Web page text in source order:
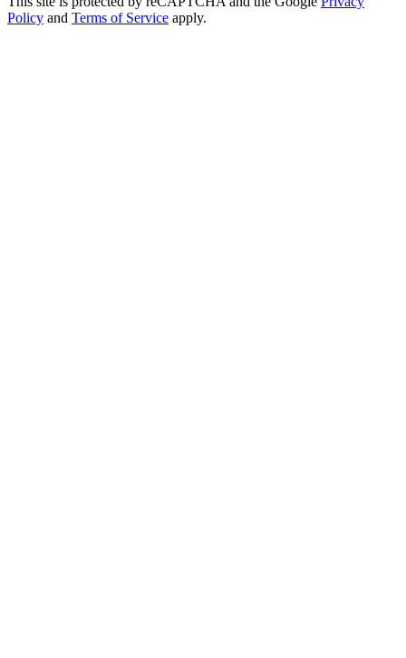
Policy and Terms of Service apply.